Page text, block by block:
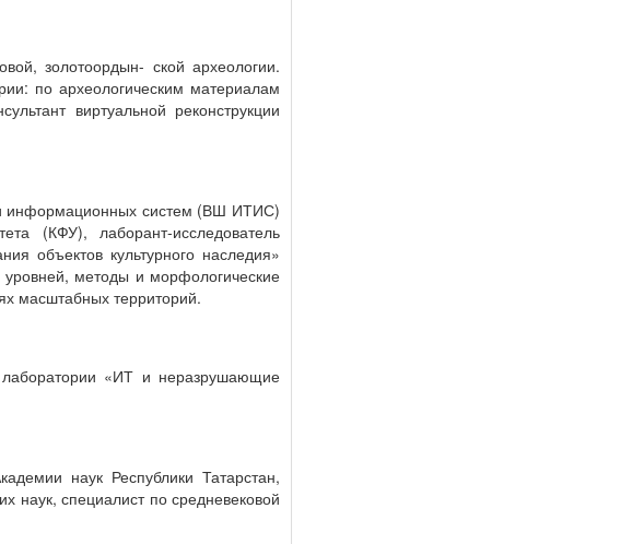
золотоордын- ской археологии.
по археологическим материалам
виртуальной реконструкции
информационных систем (ВШ ИТИС)
(КФУ), лаборант-исследователь
объектов культурного наследия»
методы и морфологические
масштабных территорий.
«ИТ и неразрушающие
наук Республики Татарстан,
наук, специалист по средневековой